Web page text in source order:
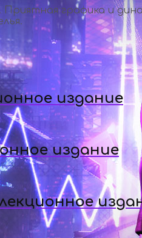
графика и
издание
издание